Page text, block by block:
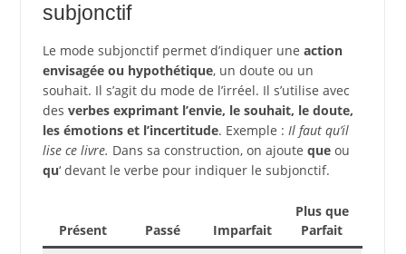
subjonctif
Le mode subjonctif permet d’indiquer une action
envisagée ou hypothétique, un doute ou un
souhait. Il s’agit du mode de l’irréel. Il s’utilise avec
des verbes exprimant l’envie, le souhait, le doute,
les émotions et l’incertitude. Exemple : Il faut qu’il
lise ce livre. Dans sa construction, on ajoute queou
qu‘ devant le verbe pour indiquer le subjonctif.
Présent Passé Imparfait
Plus que
Parfait